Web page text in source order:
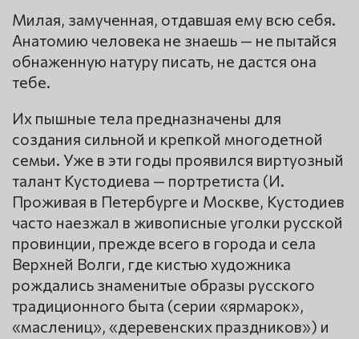
Милая, замученная, отдавшая ему всю себя.
Анатомию человека не знаешь — не пытайся
обнаженную натуру писать, не дастся она
тебе.
Их пышные тела предназначены для
создания сильной и крепкой многодетной
семьи. Уже в эти годы проявился виртуозный
талант Кустодиева — портретиста (И.
Проживая в Петербурге и Москве, Кустодиев
часто наезжал в живописные уголки русской
провинции, прежде всего в города и села
Верхней Волги, где кистью художника
рождались знаменитые образы русского
традиционного быта (серии «ярмарок»,
«маслениц», «деревенских праздников») и